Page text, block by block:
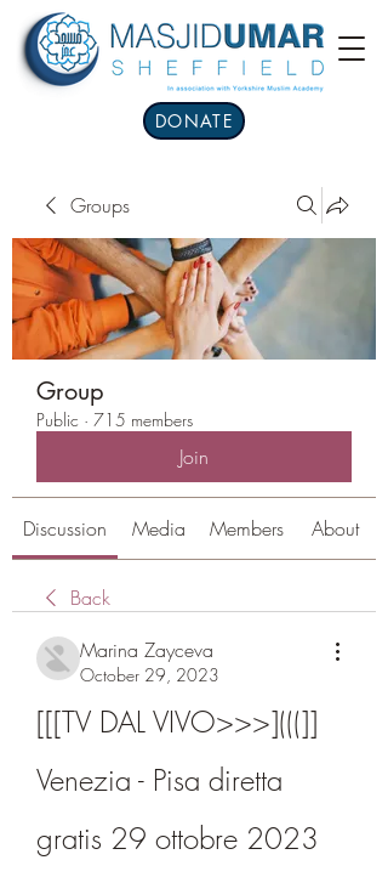
DONATE
Groups
Group
Public · 715 members
Join
Discussion Media Members About
Back
Marina Zayceva
October 29, 2023
[[[TV DAL VIVO>>>](((]]
Venezia - Pisa diretta
gratis 29 ottobre 2023